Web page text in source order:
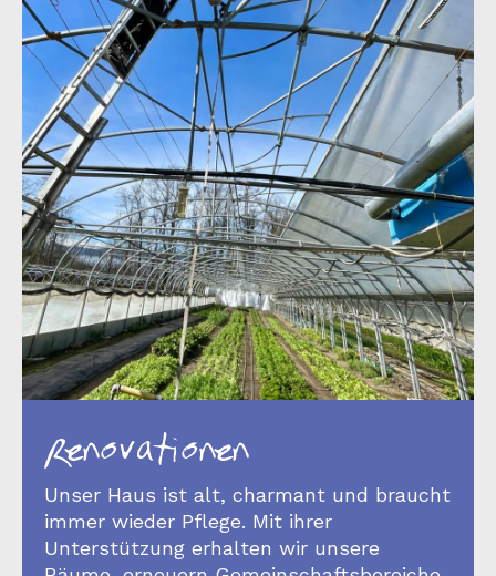
Renovationen
Unser Haus ist alt, charmant und braucht
immer wieder Pflege. Mit ihrer
Unterstützung erhalten wir unsere